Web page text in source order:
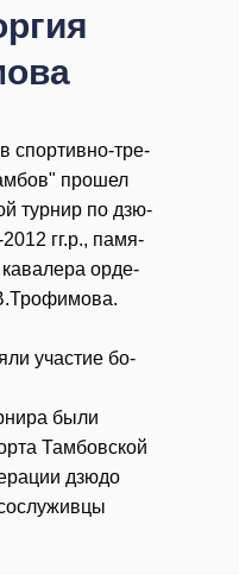
спор­тив­но-тре­
про­шел
тур­нир по дзю­
гг.р., па­мя­
ор­де­
уча­стие бо­
бы­ли
Тамбовской
дзюдо